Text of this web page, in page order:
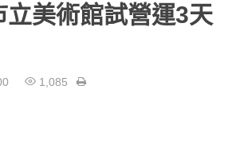
立美術館試營運3天
1,085